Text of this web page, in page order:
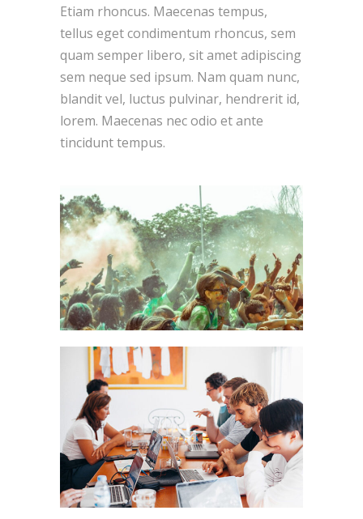
Etiam rhoncus. Maecenas tempus,
tellus eget condimentum rhoncus, sem
quam semper libero, sit amet adipiscing
sem neque sed ipsum. Nam quam nunc,
blandit vel, luctus pulvinar, hendrerit id,
lorem. Maecenas nec odio et ante
tincidunt tempus.